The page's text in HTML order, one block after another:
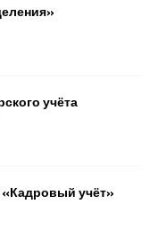
учёта
учёт»